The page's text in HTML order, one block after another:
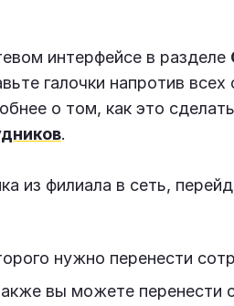
интерфейсе в разделе
галочки напротив
о том, как это
.
из филиала в сеть,
нужно перенести
вы можете перенести